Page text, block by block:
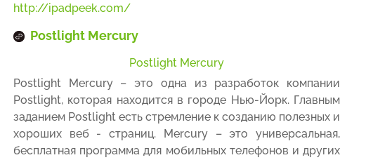
http://ipadpeek.com/
Postlight Mercury
Postlight Mercury
Postlight Mercury – это одна из разработок компании
Postlight, которая находится в городе Нью-Йорк. Главным
заданием Postlight есть стремление к созданию полезных и
хороших веб - страниц. Mercury – это универсальная,
бесплатная программа для мобильных телефонов и других